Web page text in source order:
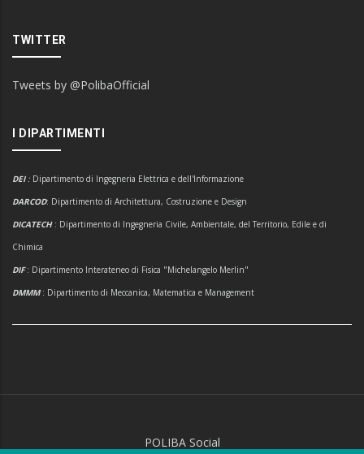
TWITTER
Tweets by @PolibaOfficial
I DIPARTIMENTI
DEI : Dipartimento di Ingegneria Elettrica e dell'Informazione
DARCOD: Dipartimento di Architettura, Costruzione e Design
DICATECH : Dipartimento di Ingegneria Civile, Ambientale, del Territorio, Edile e di
Chimica
DIF: Dipartimento Interateneo di Fisica "Michelangelo Merlin"
DMMM: Dipartimento di Meccanica, Matematica e Management
POLIBA Social